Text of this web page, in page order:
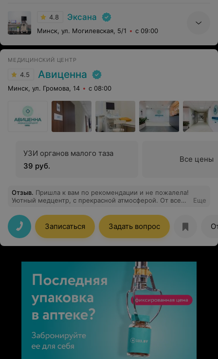
4.8 Эксана
Минск, ул. Могилевская, 5/1 с 09:00
МЕДИЦИНСКИЙ ЦЕНТР
4.5 Авиценна
Минск, ул. Громова, 14 с 08:00
УЗИ органов малого таза
39 руб.
Все цены
Отзыв. Пришла к вам по рекомендации и не пожалела!
Уютный медцентр, с прекрасной атмосферой. От всей
профессионала своего дела Кувшинчикову-Неворскую
Татьяну Брониславовну! На приеме помогла мне,
внимательно меня выслушала и подробно ответила на
все мои вопросы. Спасибо!
Еще
Записаться Задать вопрос